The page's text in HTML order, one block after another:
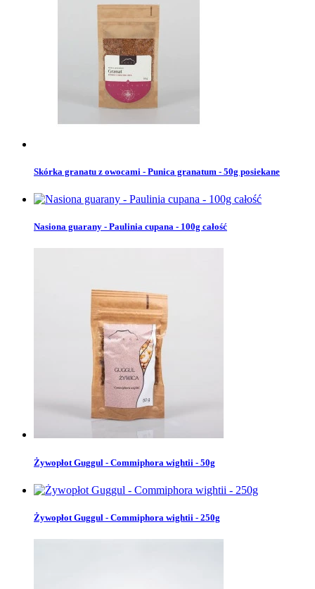
Skórka granatu z owocami - Punica granatum - 50g posiekane
Nasiona guarany - Paulinia cupana - 100g całość
Żywopłot Guggul - Commiphora wightii - 50g
Żywopłot Guggul - Commiphora wightii - 250g